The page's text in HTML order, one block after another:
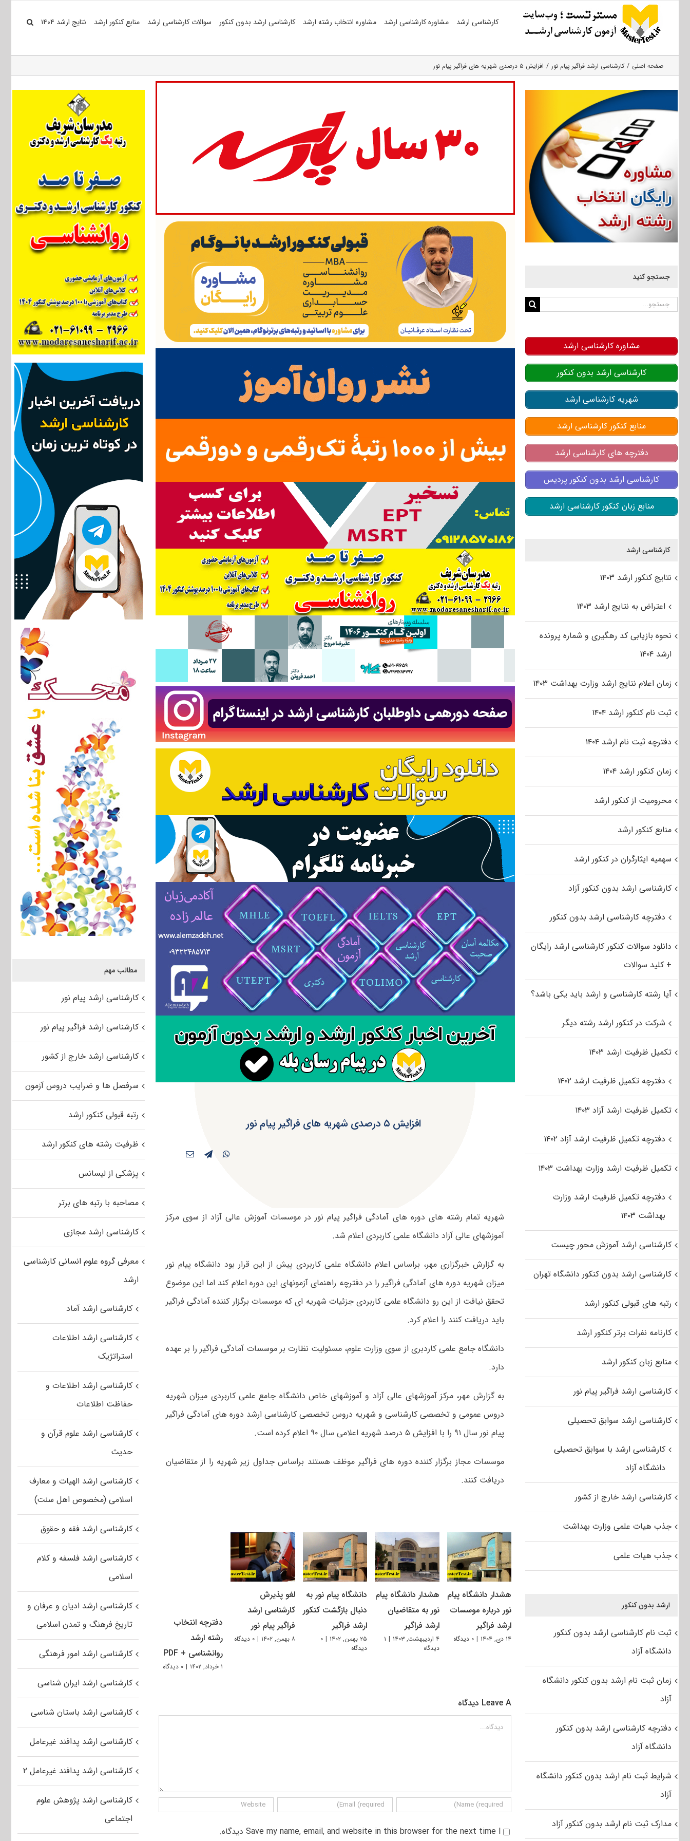
کارشناسی ارشد مشاوره کارشناسی ارشد مشاوره انتخاب رشته ارشد کارشناسی ارشد بدون کنکور سوالات کارشناسی ارشد منابع کنکور ارشد نتایج ارشد ۱۴۰۴
صفحه اصلی کارشناسی ارشد فراگیر پیام نور افزایش ۵ درصدی شهریه های فراگیر پیام نور
افزایش ۵ درصدی شهریه های فراگیر پیام نور
شهریه تمام رشته های دوره های آمادگی فراگیر پیام نور در موسسات آموزش عالی آزاد از سوی مرکز
آموزشهای عالی آزاد دانشگاه علمی کاربردی اعلام شد.
به گزارش خبرگزاری مهر، براساس اعلام دانشگاه علمی کاربردی پیش از این قرار بود دانشگاه پیام نور
میزان شهریه دوره های آمادگی فراگیر را در دفترچه راهنمای آزمونهای این دوره اعلام کند اما این موضوع
تحقق نیافت از این رو دانشگاه علمی کاربردی جزئیات شهریه ای که موسسات برگزار کننده آمادگی فراگیر
باید دریافت کنند را اعلام کرد.
دانشگاه جامع علمی کاردبری از سوی وزارت علوم، ‌مسئولیت نظارت بر موسسات آمادگی فراگیر را بر عهده
دارد.
به گزارش مهر، مرکز آموزشهای عالی آزاد و آموزشهای خاص دانشگاه جامع علمی کاربردی میزان شهریه
دروس عمومی و تخصصی کارشناسی و شهریه دروس تخصصی کارشناسی ارشد دوره های آمادگی فراگیر
پیام نور سال ۹۱ را با افزایش ۵ درصد شهریه اعلامی سال ۹۰ اعلام کرده است.
موسسات مجاز برگزار کننده دوره های فراگیر موظف هستند براساس جداول زیر شهریه را از متقاضیان
دریافت کنند.
هشدار دانشگاه پیام
نور درباره موسسات
ارشد فراگیر
۱۴ دی, ۱۴۰۴ | ۰ دیدگاه
هشدار دانشگاه پیام
نور به متقاضیان
ارشد فراگیر
۴ اردیبهشت, ۱۴۰۳ | ۱
دیدگاه
دانشگاه پیام نور به
دنبال بازگشت کنکور
ارشد فراگیر
۲۵ بهمن, ۱۴۰۲ | ۰
دیدگاه
لغو پذیرش
کارشناسی ارشد
فراگیر پیام نور
۸ بهمن, ۱۴۰۲ | ۰ دیدگاه
دفترچه انتخاب
رشته ارشد
روانشناسی + PDF
۱ خرداد, ۱۴۰۲ | ۰ دیدگاه
Leave A دیدگاه
دیدگاه
Save my name, email, and website in this browser for the next time I دیدگاه.
مطالب مهم
کارشناسی ارشد پیام نور
کارشناسی ارشد فراگیر پیام نور
کارشناسی ارشد خارج از کشور
سرفصل ها و ضرایب دروس آزمون
رتبه قبولی کنکور ارشد
ظرفیت رشته های کنکور ارشد
پزشکی از لیسانس
مصاحبه با رتبه های برتر
کارشناسی ارشد مجازی
معرفی گروه علوم انسانی کارشناسی
ارشد
کارشناسی ارشد آماد
کارشناسی ارشد اطلاعات
استراتژیک
کارشناسی ارشد اطلاعات و
حفاظت اطلاعات
کارشناسی ارشد علوم قرآن و
حدیث
کارشناسی ارشد الهیات و معارف
اسلامی (مخصوص اهل سنت)
کارشناسی ارشد فقه و حقوق
کارشناسی ارشد فلسفه و کلام
اسلامی
کارشناسی ارشد ادیان و عرفان و
تاریخ فرهنگ و تمدن اسلامی
کارشناسی ارشد امور فرهنگی
کارشناسی ارشد ایران شناسی
کارشناسی ارشد باستان شناسی
کارشناسی ارشد پدافند غیرعامل
کارشناسی ارشد پدافند غیرعامل ۲
کارشناسی ارشد پژوهش علوم
اجتماعی
جستجو کنید
جستجو
مشاوره کارشناسی ارشد
کارشناسی ارشد بدون کنکور
شهریه کارشناسی ارشد
منابع کنکور کارشناسی ارشد
دفترچه های کارشناسی ارشد
کارشناسی ارشد بدون کنکور پردیس
منابع زبان کنکور کارشناسی ارشد
کارشناسی ارشد
نتایج کنکور ارشد ۱۴۰۳
اعتراض به نتایج ارشد ۱۴۰۳
نحوه بازیابی کد رهگیری و شماره پرونده
ارشد ۱۴۰۴
زمان اعلام نتایج ارشد وزارت بهداشت ۱۴۰۳
ثبت نام کنکور ارشد ۱۴۰۴
دفترچه ثبت نام ارشد ۱۴۰۴
زمان کنکور ارشد ۱۴۰۴
محرومیت از کنکور ارشد
منابع کنکور ارشد
سهمیه ایثارگران در کنکور ارشد
کارشناسی ارشد بدون کنکور آزاد
دفترچه کارشناسی ارشد بدون کنکور
دانلود سوالات کنکور کارشناسی ارشد رایگان
+ کلید سوالات
آیا رشته کارشناسی و ارشد باید یکی باشد؟
شرکت در کنکور ارشد رشته دیگر
تکمیل ظرفیت ارشد ۱۴۰۳
دفترچه تکمیل ظرفیت ارشد ۱۴۰۲
تکمیل ظرفیت ارشد آزاد ۱۴۰۳
دفترچه تکمیل ظرفیت ارشد آزاد ۱۴۰۲
تکمیل ظرفیت ارشد وزارت بهداشت ۱۴۰۳
دفترچه تکمیل ظرفیت ارشد وزارت
بهداشت ۱۴۰۳
کارشناسی ارشد آموزش محور چیست
کارشناسی ارشد بدون کنکور دانشگاه تهران
رتبه های قبولی کنکور ارشد
کارنامه نفرات برتر کنکور ارشد
منابع زبان کنکور ارشد
کارشناسی ارشد فراگیر پیام نور
کارشناسی ارشد سوابق تحصیلی
کارشناسی ارشد با سوابق تحصیلی
دانشگاه آزاد
کارشناسی ارشد خارج از کشور
جذب هیات علمی وزارت بهداشت
جذب هیات علمی
ارشد بدون کنکور
ثبت نام کارشناسی ارشد بدون کنکور
دانشگاه آزاد
زمان ثبت نام ارشد بدون کنکور دانشگاه
آزاد
دفترچه کارشناسی ارشد بدون کنکور
دانشگاه آزاد
شرایط ثبت نام ارشد بدون کنکور دانشگاه
آزاد
مدارک ثبت نام ارشد بدون کنکور آزاد